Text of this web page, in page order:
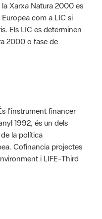
Xarxa Natura 2000 es
com a LIC si
Els LIC es determinen
2000 o fase de
l'instrument financer
1992, és un dels
la política
Cofinancia projectes
i LIFE-Third